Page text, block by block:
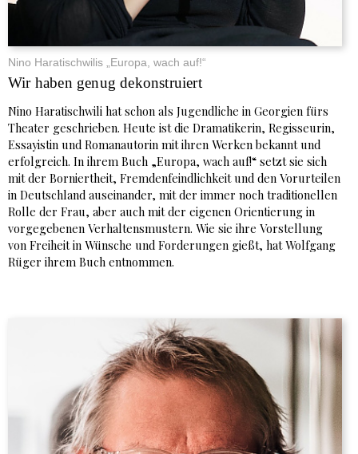
Nino Haratischwilis „Europa, wach auf!“
Wir haben genug dekonstruiert
Nino Haratischwili hat schon als Jugendliche in Georgien fürs
Theater geschrieben. Heute ist die Dramatikerin, Regisseurin,
Essayistin und Romanautorin mit ihren Werken bekannt und
erfolgreich. In ihrem Buch „Europa, wach auf!“ setzt sie sich
mit der Borniertheit, Fremdenfeindlichkeit und den Vorurteilen
in Deutschland auseinander, mit der immer noch traditionellen
Rolle der Frau, aber auch mit der eigenen Orientierung in
vorgegebenen Verhaltensmustern. Wie sie ihre Vorstellung
von Freiheit in Wünsche und Forderungen gießt, hat Wolfgang
Rüger ihrem Buch entnommen.